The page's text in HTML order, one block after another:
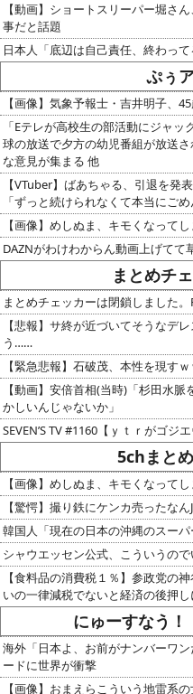
【動画】ショートスリーパー堀さ
事だと話題
日本人「底辺は自己責任、終わっ
ぷぅ
【画像】気象予報士・吉井明子、
「Eテレが高校生の部活動にジャ
球の放送で夕方の幼児番組が放送
な意見が集まる 他
【VTuber】ばあちゃる、引退を
「ずっと続けられなくて本当にご
【画像】めしぬま、キモくなって
DAZNがわけわからん動画上げてて
まとめチ
まとめチェッカーは閉鎖しました。
【悲報】サ終が近づいてそうなデ
う……
【緊急悲報】石破茂、本性を現す
【動画】安倍首相(当時)「杉田水
かしいんじゃないか」
SEVEN’S TV #1160【ｙｔｒがゴジ
5chまと
【画像】めしぬま、キモくなってし
【驚愕】撮り鉄にケンカ売ったな
韓国人「現在の日本の沖縄のスー
シャウエッセン公式、こういうの
【食料品の消費税１％】参政党の
いの一律減税でないと経済の後押し
にゅーすなう
海外「日本よ、お前がナンバーワ
ードに世界が衝撃
【画像】おまえらこういう地雷系